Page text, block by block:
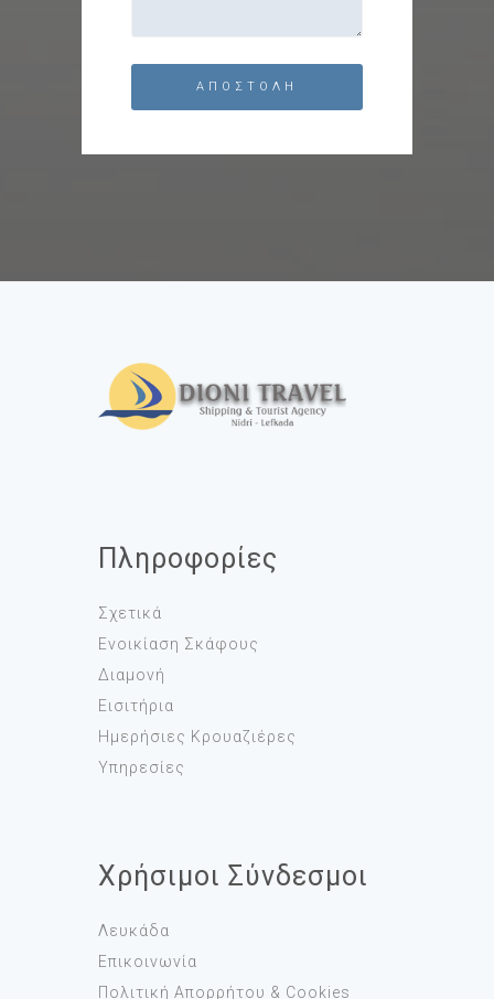
Πληροφορίες
Σχετικά
Ενοικίαση Σκάφους
Διαμονή
Εισιτήρια
Ημερήσιες Κρουαζιέρες
Υπηρεσίες
Χρήσιμοι Σύνδεσμοι
Λευκάδα
Επικοινωνία
Πολιτική Απορρήτου & Cookies